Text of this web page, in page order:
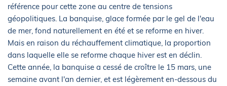
référence pour cette zone au centre de tensions
géopolitiques. La banquise, glace formée par le gel de l'eau
de mer, fond naturellement en été et se reforme en hiver.
Mais en raison du réchauffement climatique, la proportion
dans laquelle elle se reforme chaque hiver est en déclin.
Cette année, la banquise a cessé de croître le 15 mars, une
semaine avant l'an dernier, et est légèrement en-dessous du